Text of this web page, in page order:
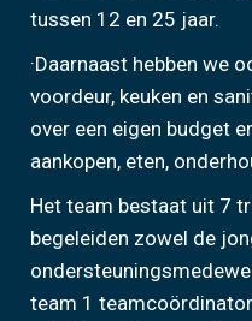
tussen 12 en 25 jaar.
·Daarnaast hebben we
voordeur, keuken en
over een eigen budget
aankopen, eten,
Het team bestaat uit 7
begeleiden zowel de
team 1